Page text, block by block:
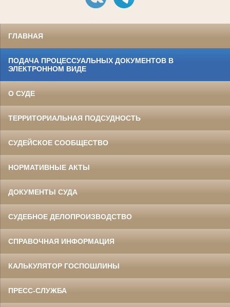
ГЛАВНАЯ
ПОДАЧА ПРОЦЕССУАЛЬНЫХ ДОКУМЕНТОВ В
ЭЛЕКТРОННОМ ВИДЕ
О СУДЕ
ТЕРРИТОРИАЛЬНАЯ ПОДСУДНОСТЬ
СУДЕЙСКОЕ СООБЩЕСТВО
НОРМАТИВНЫЕ АКТЫ
ДОКУМЕНТЫ СУДА
СУДЕБНОЕ ДЕЛОПРОИЗВОДСТВО
СПРАВОЧНАЯ ИНФОРМАЦИЯ
КАЛЬКУЛЯТОР ГОСПОШЛИНЫ
ПРЕСС-СЛУЖБА